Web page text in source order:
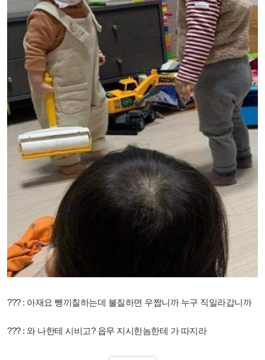
??? : 아재요 뺑끼칠하는데 불질하면 우짭니까 누구 직일라갑니까
??? : 와 나한테 시비고? 읍무 지시한놈한테 가 따지라